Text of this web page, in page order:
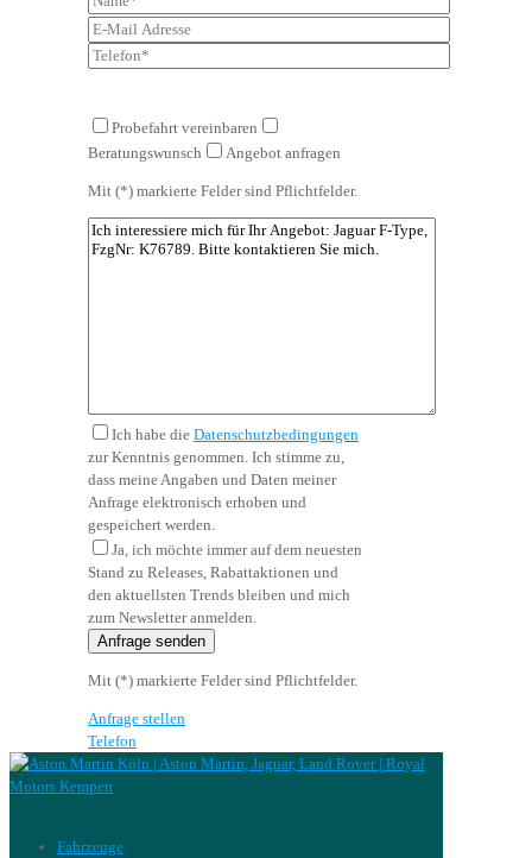
Bitte
lasse
dieses
leer.
Probefahrt vereinbaren
Beratungswunsch
Angebot anfragen
Mit (*) markierte Felder sind Pflichtfelder.
Ich habe die Datenschutzbedingungen
zur Kenntnis genommen. Ich stimme zu,
dass meine Angaben und Daten meiner
Anfrage elektronisch erhoben und
gespeichert werden.
Ja, ich möchte immer auf dem neuesten
Stand zu Releases, Rabattaktionen und
den aktuellsten Trends bleiben und mich
zum Newsletter anmelden.
Mit (*) markierte Felder sind Pflichtfelder.
Anfrage stellen
Telefon
Fahrzeuge